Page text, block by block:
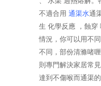
不適合用 通渠水通
生 化學反應 ，蝕穿
情況，你可以用不
不同，部份清滌啫
則專門解決家居常
達到不傷喉而通渠